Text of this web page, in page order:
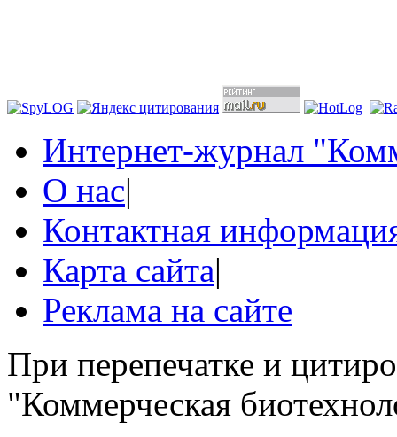
Интернет-журнал
О нас|
Контактная
Карта сайта|
Реклама на сайте
При перепечатке и
"Коммерческая